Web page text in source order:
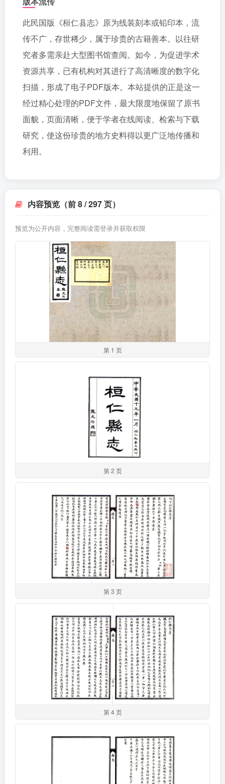
此民国版《桓仁县志》原为线装刻本或铅印本，流
传不广，存世稀少，属于珍贵的古籍善本。以往研
究者多需亲赴大型图书馆查阅。如今，为促进学术
资源共享，已有机构对其进行了高清晰度的数字化
扫描，形成了电子PDF版本。本站提供的正是这一
经过精心处理的PDF文件，最大限度地保留了原书
面貌，页面清晰，便于学者在线阅读、检索与下载
研究，使这份珍贵的地方史料得以更广泛地传播和
利用。
内容预览（前 8 / 297 页）
预览为公开内容，完整阅读需登录并获取权限
第 1 页
第 2 页
第 3 页
第 4 页